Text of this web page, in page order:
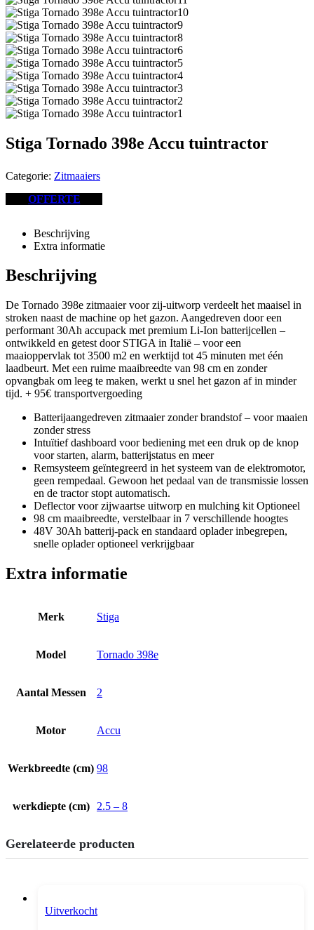
Stiga Tornado 398e Accu tuintractor
Categorie: Zitmaaiers
OFFERTE
Beschrijving
Extra informatie
Beschrijving
De Tornado 398e zitmaaier voor zij-uitworp verdeelt het maaisel in
stroken naast de machine op het gazon. Aangedreven door een
performant 30Ah accupack met premium Li-Ion batterijcellen –
ontwikkeld en getest door STIGA in Italië – voor een
maaioppervlak tot 3500 m2 en werktijd tot 45 minuten met één
laadbeurt. Met een ruime maaibreedte van 98 cm en zonder
opvangbak om leeg te maken, werkt u snel het gazon af in minder
tijd. + 95€ transportvergoeding
Batterijaangedreven zitmaaier zonder brandstof – voor maaien
zonder stress
Intuïtief dashboard voor bediening met een druk op de knop
voor starten, alarm, batterijstatus en meer
Remsysteem geïntegreerd in het systeem van de elektromotor,
geen rempedaal. Gewoon het pedaal van de transmissie lossen
en de tractor stopt automatisch.
Deflector voor zijwaartse uitworp en mulching kit Optioneel
98 cm maaibreedte, verstelbaar in 7 verschillende hoogtes
48V 30Ah batterij-pack en standaard oplader inbegrepen,
snelle oplader optioneel verkrijgbaar
Extra informatie
Merk Stiga
Model Tornado 398e
Aantal Messen 2
Motor Accu
Werkbreedte (cm) 98
werkdiepte (cm) 2.5 – 8
Gerelateerde producten
Uitverkocht